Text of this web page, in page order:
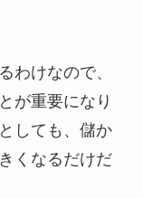
わけなので、
が重要になり
しても、儲か
くなるだけだ